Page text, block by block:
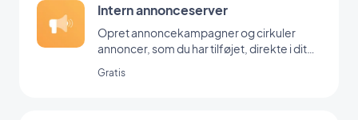
Intern annonceserver
Opret annoncekampagner og cirkuler
annoncer, som du har tilføjet, direkte i dit
Gratis